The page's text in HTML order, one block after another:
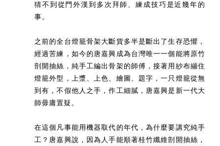
猜不到從門外漢到多次拜師、練成技巧是近幾年的
事。
之前的全台燈籠骨架大斷貨多半是斷出了生存恐懼，
經過苦練，如今的唐嘉興成為台灣唯一一個能將原竹
剖開抽絲，純手工編出骨架的師傅，接著用紗布繃住
燈籠外型，上漿、上色、繪圖、題字，一只燈籠從無
到有，不假他人之手，作工細膩，唐嘉興是新一代大
師毋庸置疑。
在這個凡事能用機器取代的年代，為什麼要講究純手
工？唐嘉興說，因為人手能順著桂竹纖維剖開抽絲，